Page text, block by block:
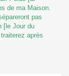
de ma Maison.
pas
[le Jour du
après